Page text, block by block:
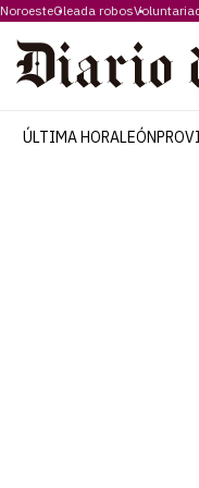
Oleada robos
ÚLTIMA HORALEÓN